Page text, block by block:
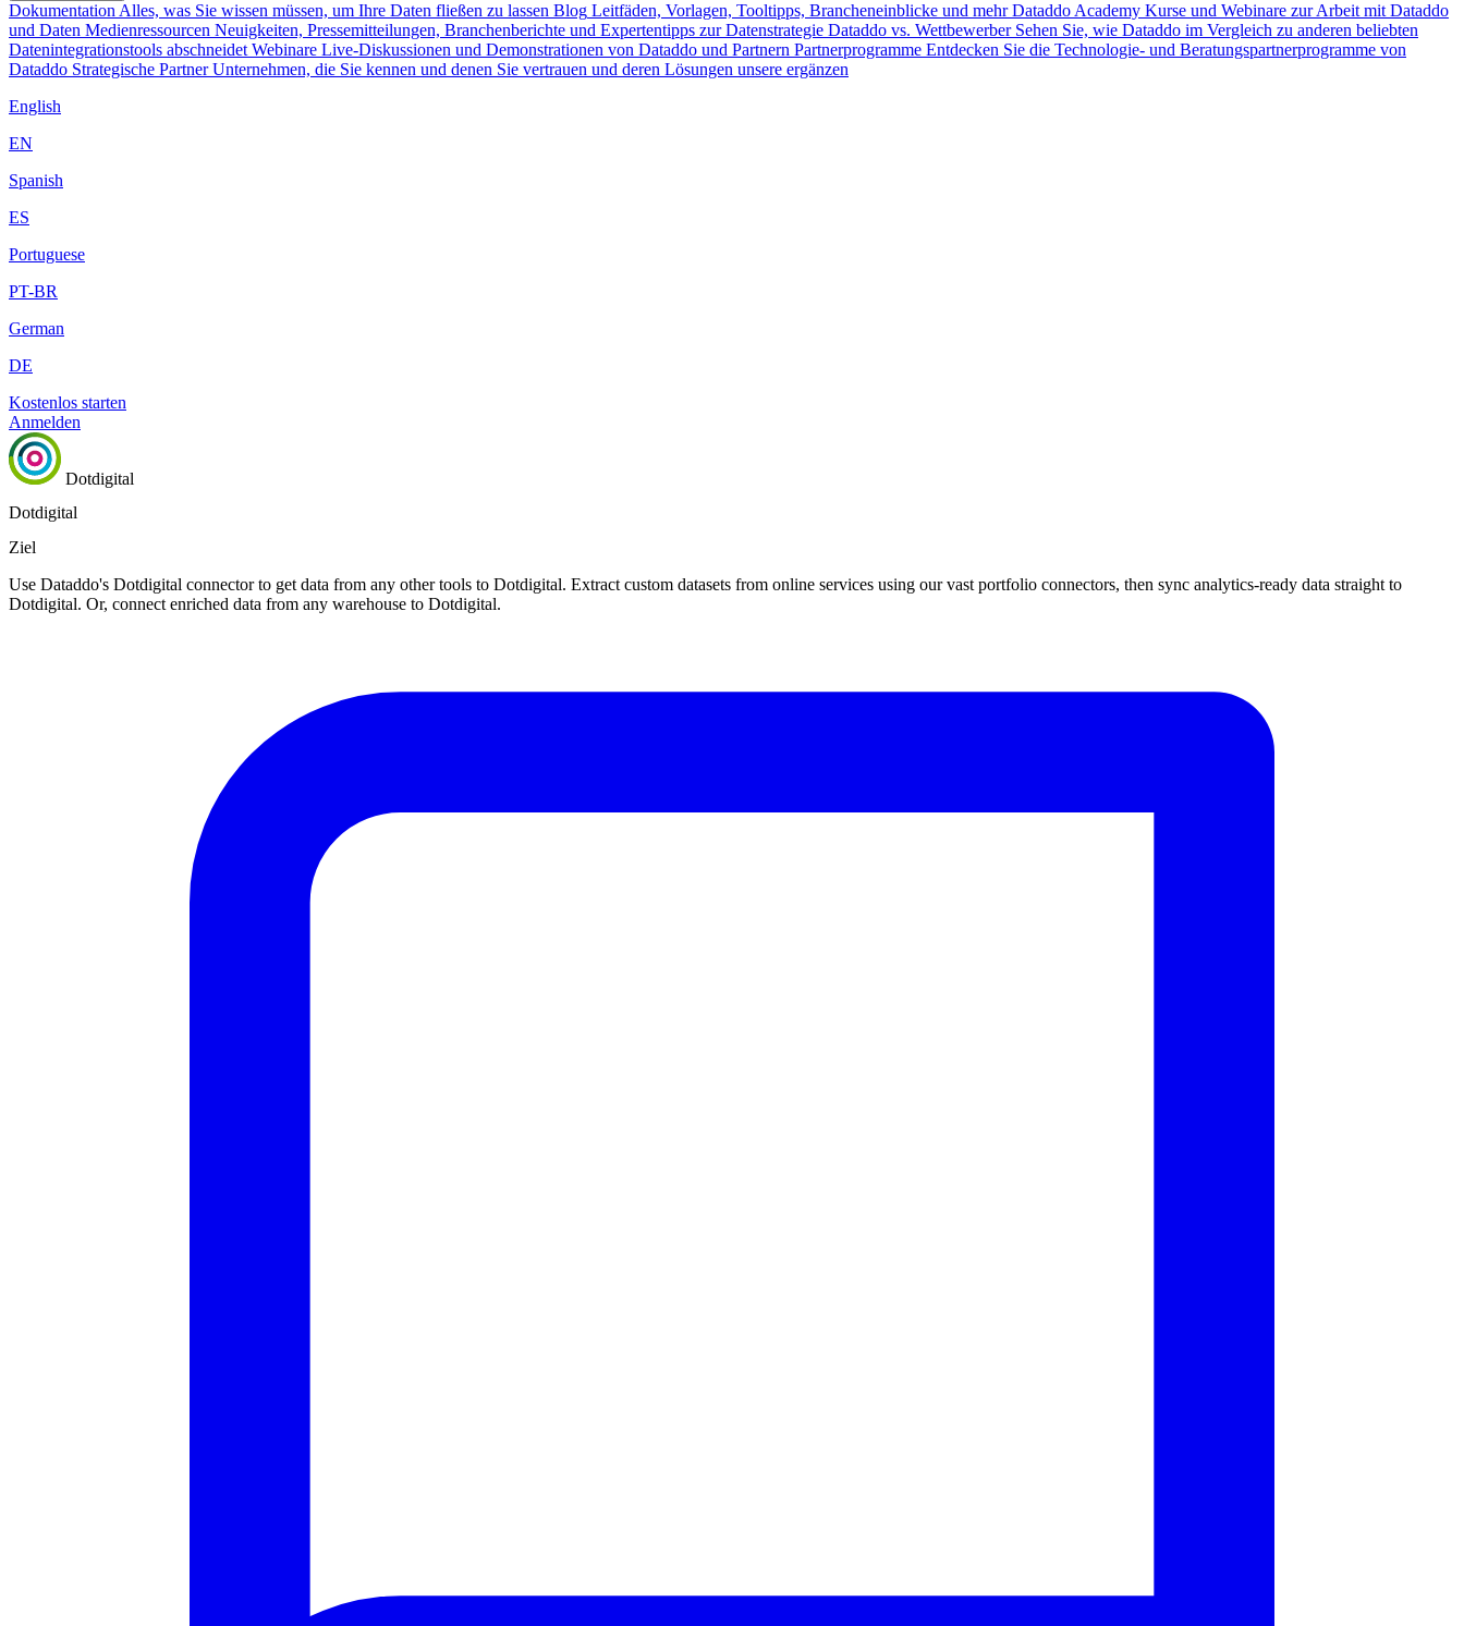
Dokumentation Alles, was Sie wissen müssen, um Ihre Daten fließen zu lassen Blog Leitfäden, Vorlagen, Tooltipps, Brancheneinblicke und mehr Dataddo Academy Kurse und Webinare zur Arbeit mit Dataddo
und Daten Medienressourcen Neuigkeiten, Pressemitteilungen, Branchenberichte und Expertentipps zur Datenstrategie Dataddo vs. Wettbewerber Sehen Sie, wie Dataddo im Vergleich zu anderen beliebten
Datenintegrationstools abschneidet Webinare Live-Diskussionen und Demonstrationen von Dataddo und Partnern Partnerprogramme Entdecken Sie die Technologie- und Beratungspartnerprogramme von
Dataddo Strategische Partner Unternehmen, die Sie kennen und denen Sie vertrauen und deren Lösungen unsere ergänzen
English
EN
Spanish
ES
Portuguese
PT-BR
German
DE
Kostenlos starten
Anmelden
Dotdigital
Dotdigital
Ziel
Use Dataddo's Dotdigital connector to get data from any other tools to Dotdigital. Extract custom datasets from online services using our vast portfolio connectors, then sync analytics-ready data straight to
Dotdigital. Or, connect enriched data from any warehouse to Dotdigital.